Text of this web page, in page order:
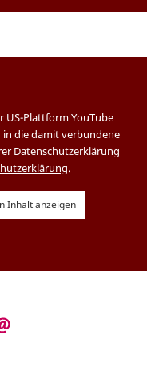
US-Plattform YouTube
die damit verbundene
Datenschutzerklärung
.
Inhalt anzeigen